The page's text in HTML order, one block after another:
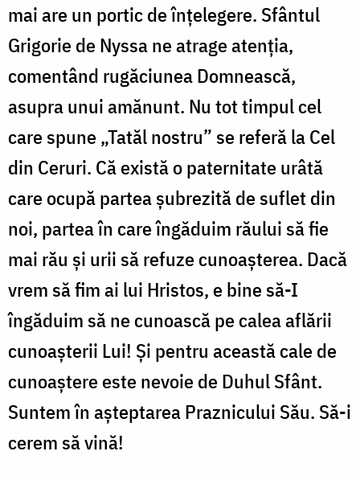
mai are un portic de înțelegere. Sfântul
Grigorie de Nyssa ne atrage atenția,
comentând rugăciunea Domnească,
asupra unui amănunt. Nu tot timpul cel
care spune „Tatăl nostru” se referă la Cel
din Ceruri. Că există o paternitate urâtă
care ocupă partea șubrezită de suflet din
noi, partea în care îngăduim răului să fie
mai rău și urii să refuze cunoașterea. Dacă
vrem să fim ai lui Hristos, e bine să-I
îngăduim să ne cunoască pe calea aflării
cunoașterii Lui! Și pentru această cale de
cunoaștere este nevoie de Duhul Sfânt.
Suntem în așteptarea Praznicului Său. Să-i
cerem să vină!